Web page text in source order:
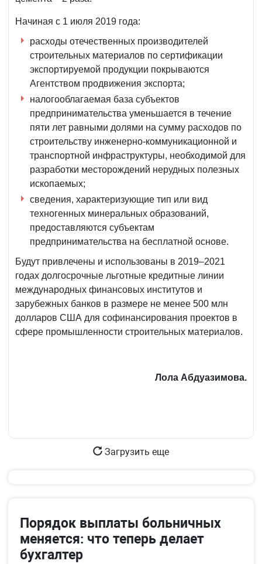
Начиная с 1 июля 2019 года:
расходы отечественных производителей
строительных материалов по сертификации
экспортируемой продукции покрываются
Агентством продвижения экспорта;
налогооблагаемая база субъектов
предпринимательства уменьшается в течение
пяти лет равными долями на сумму расходов по
строительству инженерно-коммуникационной и
транспортной инфраструктуры, необходимой для
разработки месторождений нерудных полезных
ископаемых;
сведения, характеризующие тип или вид
техногенных минеральных образований,
предоставляются субъектам
предпринимательства на бесплатной основе.
Будут привлечены и использованы в 2019–2021
годах долгосрочные льготные кредитные линии
международных финансовых институтов и
зарубежных банков в размере не менее 500 млн
долларов США для софинансирования проектов в
сфере промышленности строительных материалов.
Лола Абдуазимова.
Загрузить еще
Порядок выплаты больничных
меняется: что теперь делает
бухгалтер